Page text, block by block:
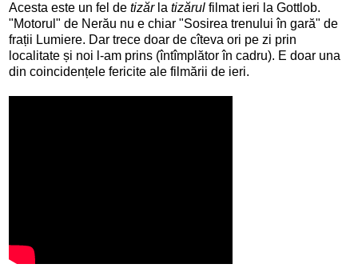
Acesta este un fel de tizărla tizărul filmat ieri la Gottlob.
"Motorul" de Nerău nu e chiar "Sosirea trenului în gară" de
frații Lumiere. Dar trece doar de cîteva ori pe zi prin
localitate și noi l-am prins (întîmplător în cadru). E doar una
din coincidențele fericite ale filmării de ieri.